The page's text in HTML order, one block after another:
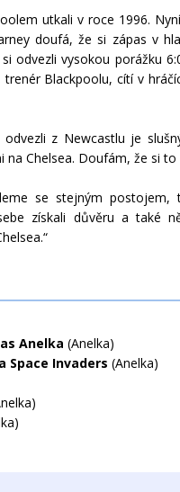
utkali v roce 1996.
doufá, že si zápas v
odvezli vysokou porážku
Blackpoolu, cítí v
z Newcastlu je
Chelsea. Doufám, že si to
se stejným postojem,
získali důvěru a také
Anelka (Anelka)
Space Invaders (Anelka)